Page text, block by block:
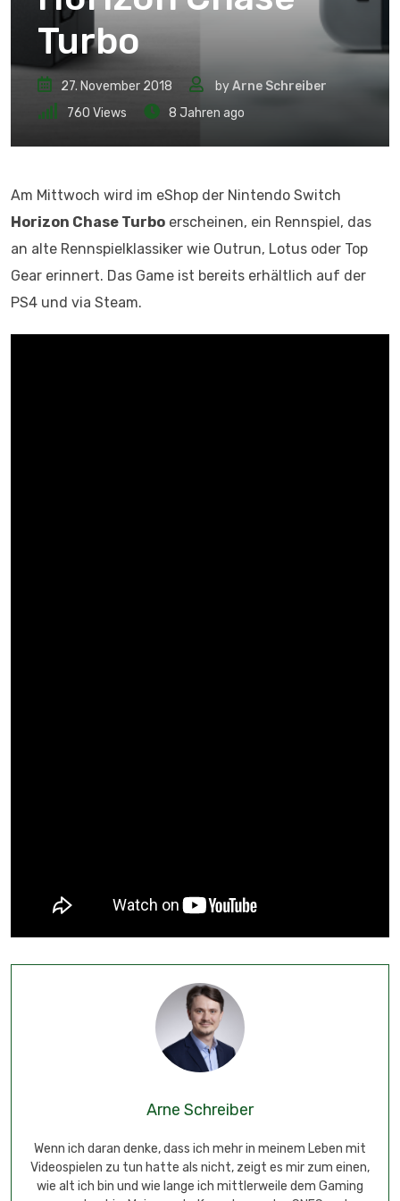
Turbo
27. November 2018 byArne Schreiber
760 Views 8 Jahren ago
Am Mittwoch wird im eShop der Nintendo Switch
Horizon Chase Turbo erscheinen, ein Rennspiel, das
an alte Rennspielklassiker wie Outrun, Lotus oder Top
Gear erinnert. Das Game ist bereits erhältlich auf der
PS4 und via Steam.
Arne Schreiber
Wenn ich daran denke, dass ich mehr in meinem Leben mit
Videospielen zu tun hatte als nicht, zeigt es mir zum einen,
wie alt ich bin und wie lange ich mittlerweile dem Gaming